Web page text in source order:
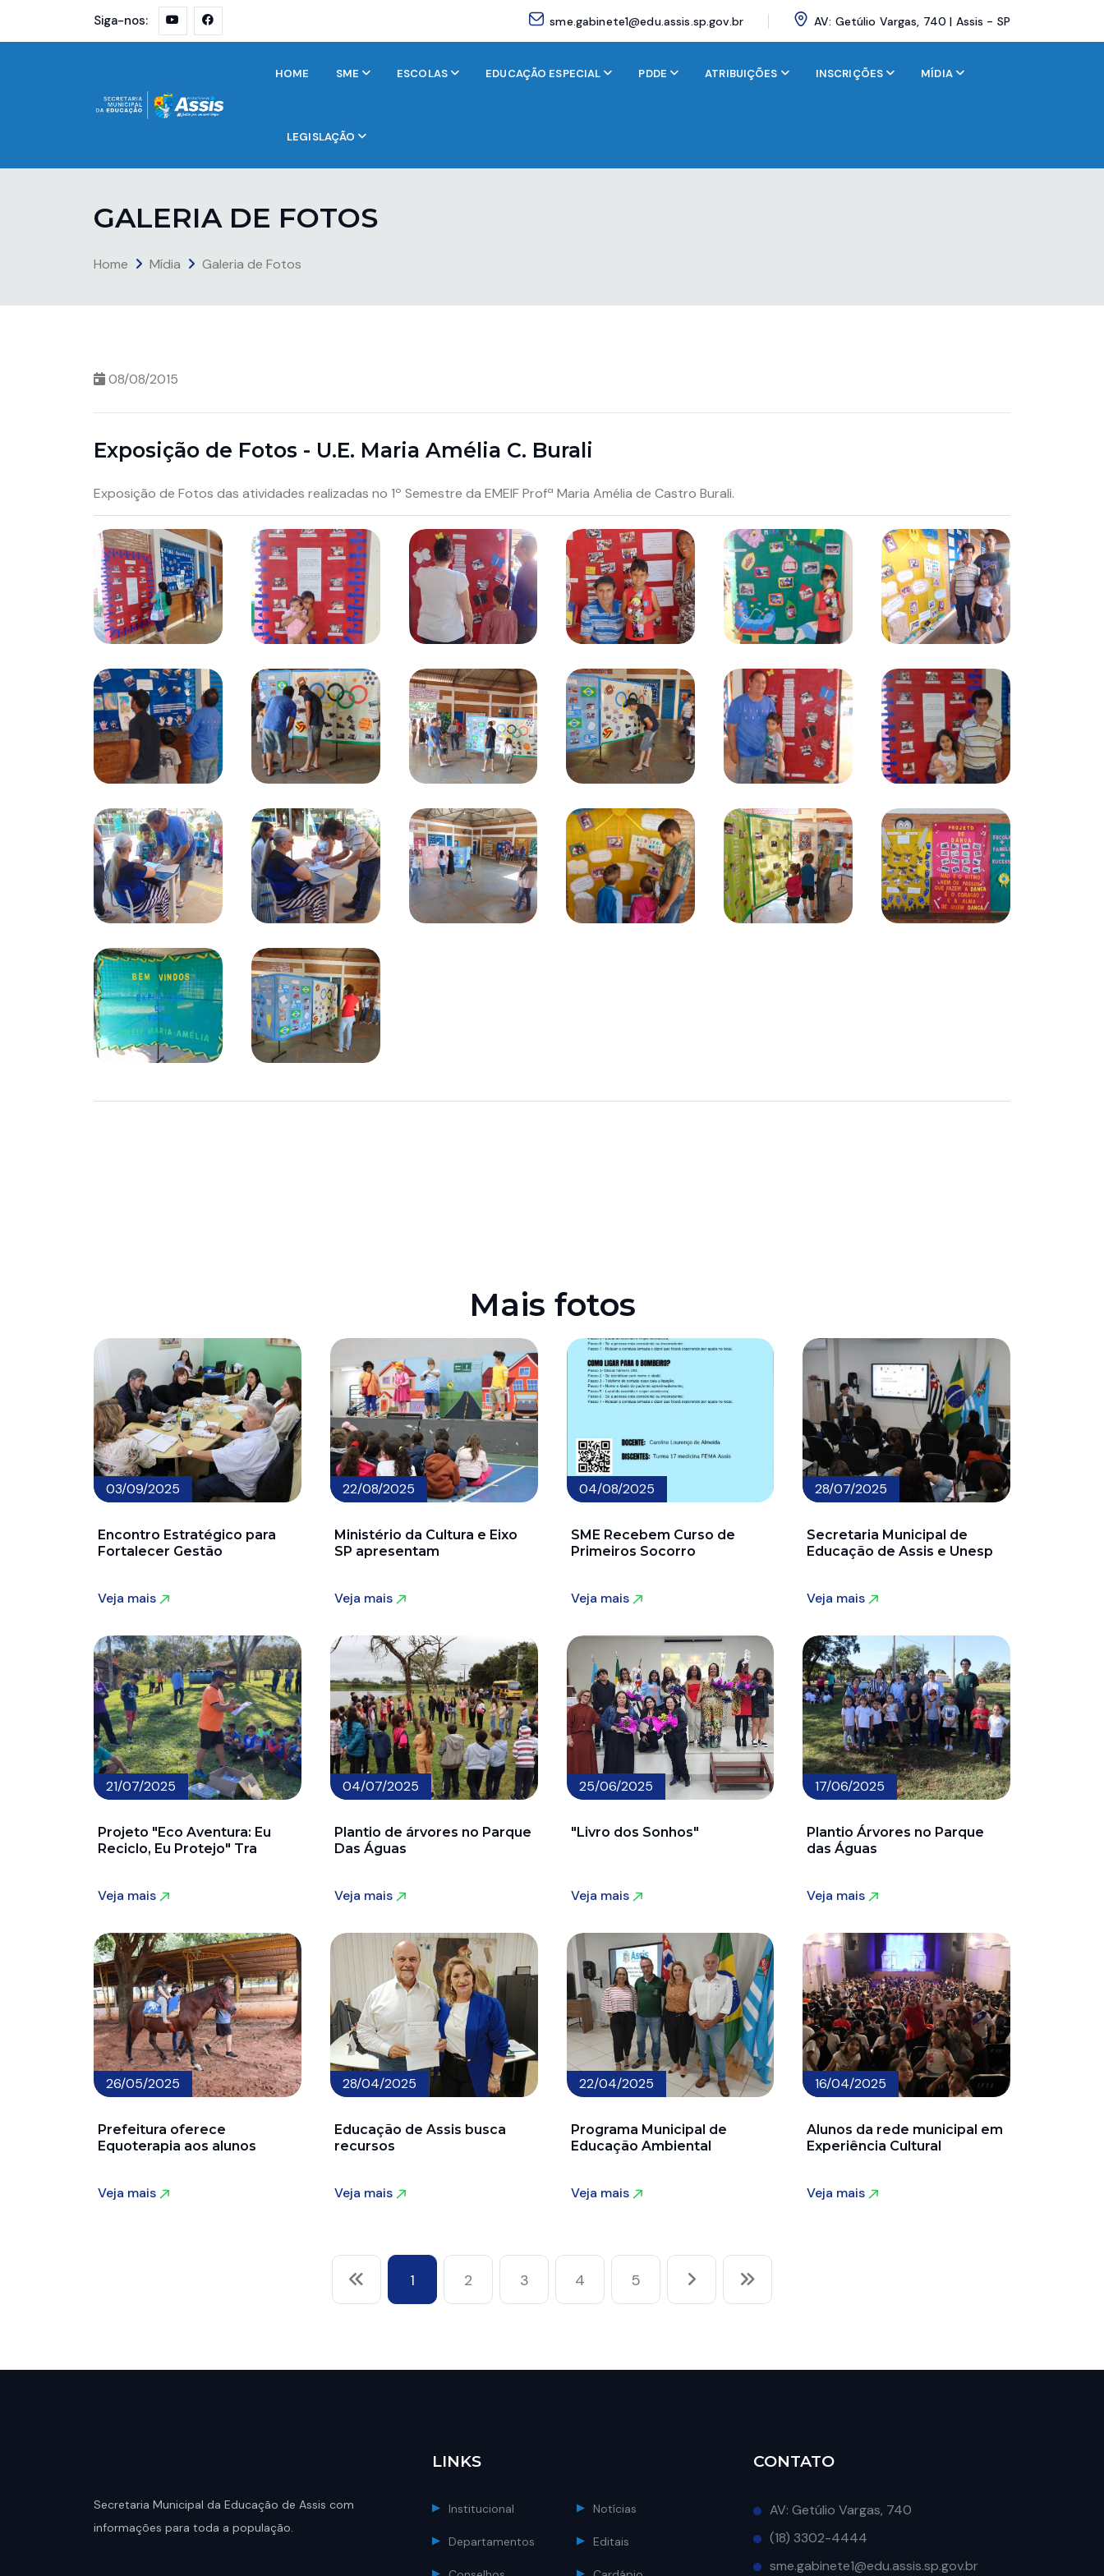
Siga-nos: sme.gabinete1@edu.assis.sp.gov.br AV: Getúlio Vargas, 740 | Assis - SP
HOME SME ESCOLAS EDUCAÇÃO ESPECIAL PDDE ATRIBUIÇÕES INSCRIÇÕES MÍDIA
LEGISLAÇÃO
GALERIA DE FOTOS
Home Mídia Galeria de Fotos
08/08/2015
Exposição de Fotos - U.E. Maria Amélia C. Burali
Exposição de Fotos das atividades realizadas no 1º Semestre da EMEIF Profª Maria Amélia de Castro Burali.
Mais fotos
03/09/2025
Encontro Estratégico para
Fortalecer Gestão
Veja mais
22/08/2025
Ministério da Cultura e Eixo
SP apresentam
Veja mais
04/08/2025
SME Recebem Curso de
Primeiros Socorro
Veja mais
28/07/2025
Secretaria Municipal de
Educação de Assis e Unesp
Veja mais
21/07/2025
Projeto "Eco Aventura: Eu
Reciclo, Eu Protejo" Tra
Veja mais
04/07/2025
Plantio de árvores no Parque
Das Águas
Veja mais
25/06/2025
"Livro dos Sonhos"
Veja mais
17/06/2025
Plantio Árvores no Parque
das Águas
Veja mais
26/05/2025
Prefeitura oferece
Equoterapia aos alunos
Veja mais
28/04/2025
Educação de Assis busca
recursos
Veja mais
22/04/2025
Programa Municipal de
Educação Ambiental
Veja mais
16/04/2025
Alunos da rede municipal em
Experiência Cultural
Veja mais
1 2 3 4 5
Secretaria Municipal da Educação de Assis com
informações para toda a população.
LINKS
Institucional
Departamentos
Notícias
Editais
CONTATO
AV: Getúlio Vargas, 740
(18) 3302-4444
sme.gabinete1@edu.assis.sp.gov.br